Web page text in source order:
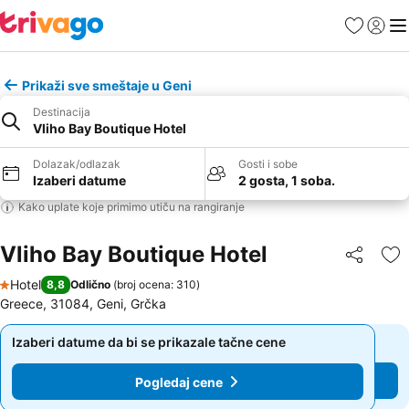
FavoritiPrijavi
Prikaži sve smeštaje u Geni
Destinacija
Vliho Bay Boutique Hotel
Dolazak/odlazak
Izaberi datume
Gosti i sobe
2 gosta, 1 soba.
Kako uplate koje primimo utiču na rangiranje
Vliho Bay Boutique Hotel Deli
1 Zvezdice
Hotel 8,8 Odlično (broj ocena: 310)
Greece, 31084, Geni, Grčka
Izaberi datume da bi se prikazale tačne cene
Pogledaj cene
Izaberi datume da bi se prikazale tačne cene
Pogledaj cene